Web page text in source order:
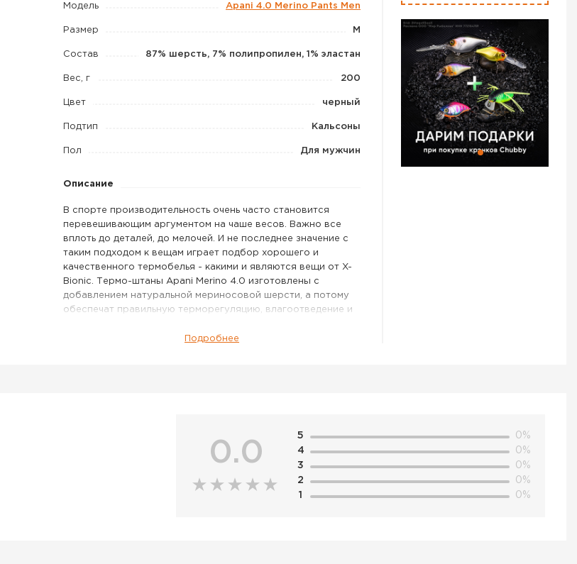
черный
Модель Apani 4.0 Merino Pants Men
Размер M
Состав 87% шерсть, 7% полипропилен, 1% эластан
Вес, г 200
Цвет черный
Подтип Кальсоны
Пол Для мужчин
Описание
В спорте производительность очень часто становится
перевешивающим аргументом на чаше весов. Важно все
вплоть до деталей, до мелочей. И не последнее значение с
таким подходом к вещам играет подбор хорошего и
качественного термобелья - какими и являются вещи от X-
Bionic. Термо-штаны Apani Merino 4.0 изготовлены с
добавлением натуральной мериносовой шерсти, а потому
обеспечат правильную терморегуляцию, влагоотведение и
даже в самые сильные морозы. Помимо этого,
Новая технология Retina®, присущая поколению 4.0:
обеспечивает сверхточное зонирование тела,
целенаправленность каждой функциональной зоны и
Подробнее
0.0
5
0%
4
0%
3
0%
2
0%
1
0%